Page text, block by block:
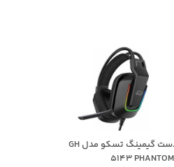
هدست گیمینگ تسکو مدل GH
5143